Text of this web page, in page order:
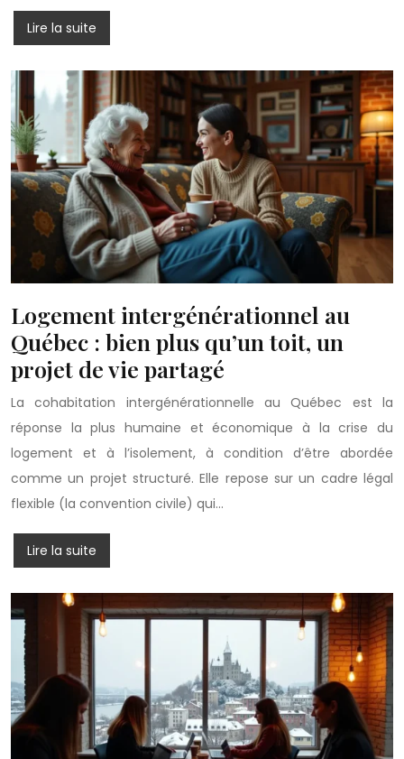
Lire la suite
Logement intergénérationnel au
Québec : bien plus qu’un toit, un
projet de vie partagé
La cohabitation intergénérationnelle au Québec est la
réponse la plus humaine et économique à la crise du
logement et à l’isolement, à condition d’être abordée
comme un projet structuré. Elle repose sur un cadre légal
flexible (la convention civile) qui…
Lire la suite